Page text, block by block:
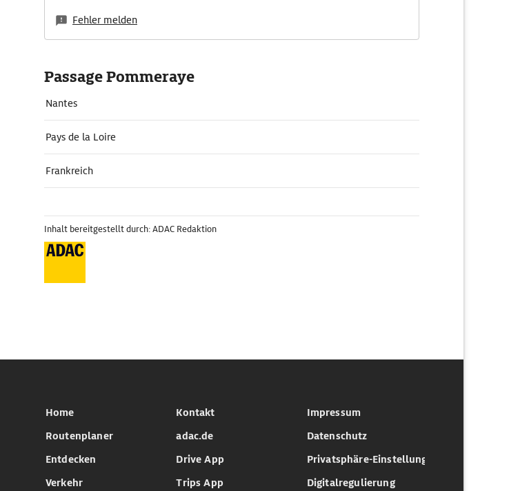
Fehler melden
Passage Pommeraye
Nantes
Pays de la Loire
Frankreich
Inhalt bereitgestellt durch: ADAC Redaktion
Home
Routenplaner
Entdecken
Verkehr
Kontakt
adac.de
Drive App
Trips App
Impressum
Datenschutz
Privatsphäre-Einstellungen
Digitalregulierung